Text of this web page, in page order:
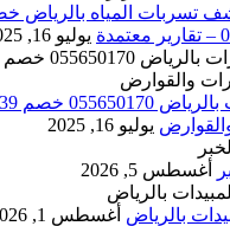
يوليو 16, 2025
يوليو 16, 2025
أغسطس 5, 2026
بالرياض أغسطس 1, 2026